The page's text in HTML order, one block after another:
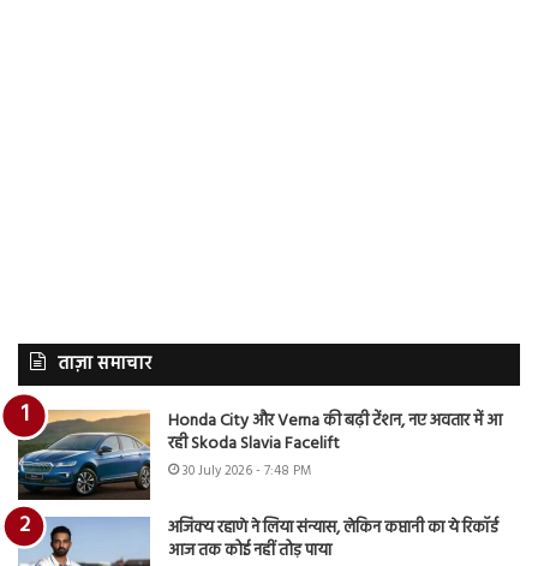
ताज़ा समाचार
Honda City और Verna की बढ़ी टेंशन, नए अवतार में आ
रही Skoda Slavia Facelift
30 July 2026 - 7:48 PM
अजिंक्य रहाणे ने लिया संन्यास, लेकिन कप्तानी का ये रिकॉर्ड
आज तक कोई नहीं तोड़ पाया